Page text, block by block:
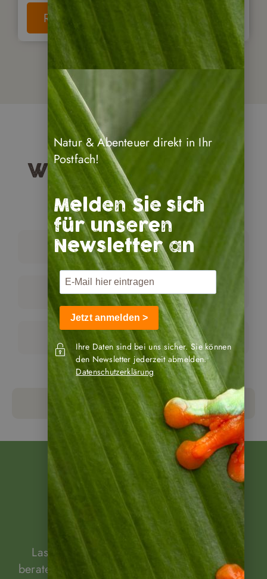
Reise anschauen
Weitere Reisearten
für Nicaragua
Individualreisen
Reisebausteine
Ornithologische Reisen
zurück zu Nicaragua Reisen
Beratung
gewünscht?
Lassen Sie sich unverbindlich von mir
beraten! Rufen Sie mich an oder schreiben
Natur & Abenteuer direkt in Ihr
Postfach!
Melden Sie sich
für unseren
Newsletter an
Jetzt anmelden >
Ihre Daten sind bei uns sicher. Sie können
den Newsletter jederzeit abmelden.
Datenschutzerklärung